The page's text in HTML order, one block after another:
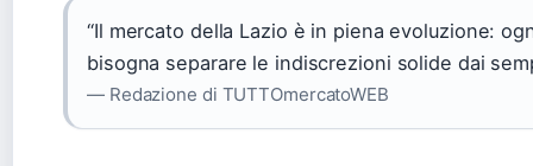
“Il mercato della Lazio è in piena evoluzione:
bisogna separare le indiscrezioni solide dai
— Redazione di TUTTOmercatoWEB